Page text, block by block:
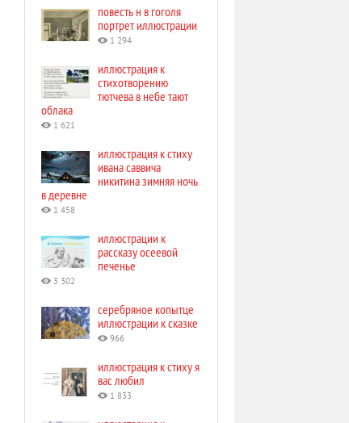
повесть н в гоголя
портрет иллюстрации
1 294
иллюстрация к
стихотворению
тютчева в небе тают
облака
1 621
иллюстрация к стиху
ивана саввича
никитина зимняя ночь
в деревне
1 458
иллюстрации к
рассказу осеевой
печенье
3 302
серебряное копытце
иллюстрации к сказке
966
иллюстрация к стиху я
вас любил
1 833